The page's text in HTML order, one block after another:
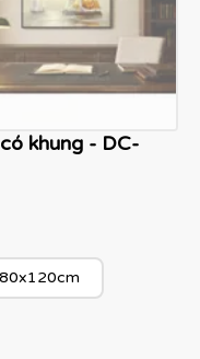
khung - DC-
80x120cm